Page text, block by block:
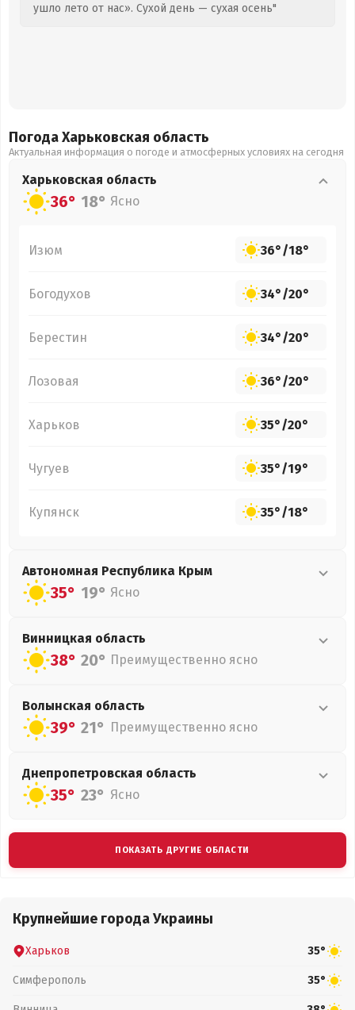
ушло лето от нас». Сухой день — сухая осень"
Погода Харьковская область
Актуальная информация о погоде и атмосферных условиях на сегодня
Харьковская область
36° 18° Ясно
Изюм 36°/18°
Богодухов 34°/20°
Берестин 34°/20°
Лозовая 36°/20°
Харьков 35°/20°
Чугуев 35°/19°
Купянск 35°/18°
Автономная Республика Крым
35° 19° Ясно
Винницкая область
38° 20° Преимущественно ясно
Волынская область
39° 21° Преимущественно ясно
Днепропетровская область
35° 23° Ясно
ПОКАЗАТЬ ДРУГИЕ ОБЛАСТИ
Крупнейшие города Украины
Харьков 35°
Симферополь 35°